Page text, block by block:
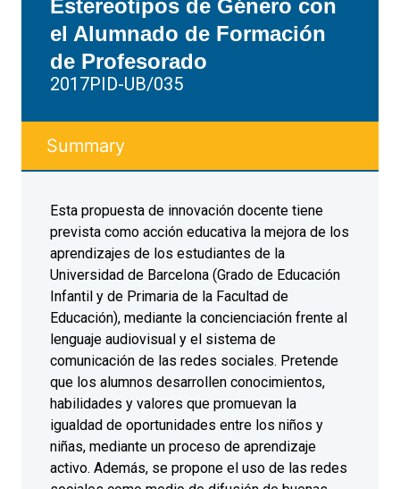
Estereotipos de Género con
el Alumnado de Formación
de Profesorado
2017PID-UB/035
Summary
Esta propuesta de innovación docente tiene
prevista como acción educativa la mejora de los
aprendizajes de los estudiantes de la
Universidad de Barcelona (Grado de Educación
Infantil y de Primaria de la Facultad de
Educación), mediante la concienciación frente al
lenguaje audiovisual y el sistema de
comunicación de las redes sociales. Pretende
que los alumnos desarrollen conocimientos,
habilidades y valores que promuevan la
igualdad de oportunidades entre los niños y
niñas, mediante un proceso de aprendizaje
activo. Además, se propone el uso de las redes